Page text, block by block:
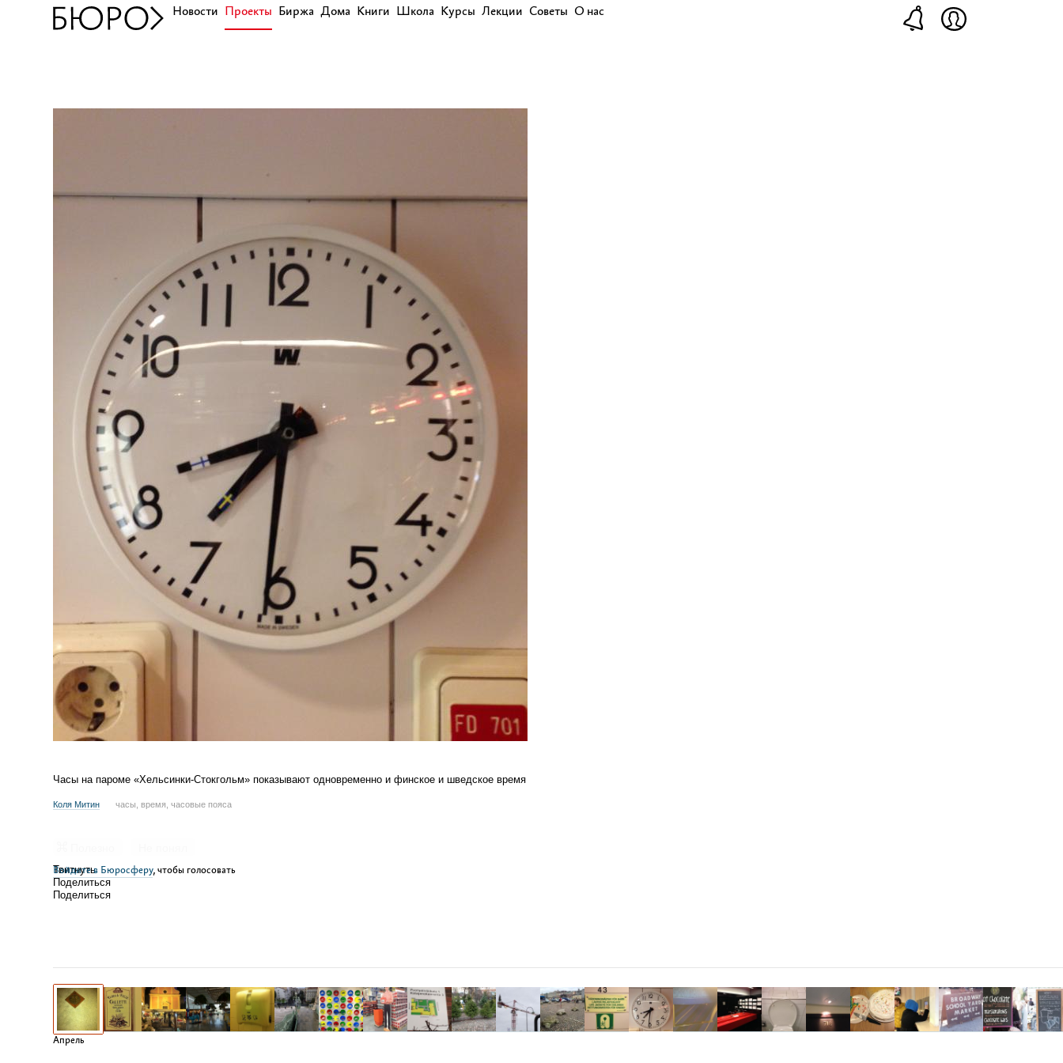
Новости Проекты Биржа Дома Книги Школа Курсы Лекции Советы О нас
Часы на пароме «Хельсинки-Стокгольм» показывают одновременно и финское и шведское время
Коля Митин часы, время, часовые пояса
Войдите в Бюросферу, чтобы голосовать
Твитнуть
Поделиться
Поделиться
Апрель